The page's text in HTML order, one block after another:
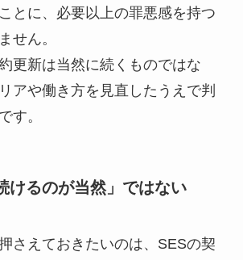
とに、必要以上の罪悪感を持つ
せん。
更新は当然に続くものではな
アや働き方を見直したうえで判
す。
けるのが当然」ではない
さえておきたいのは、SESの契